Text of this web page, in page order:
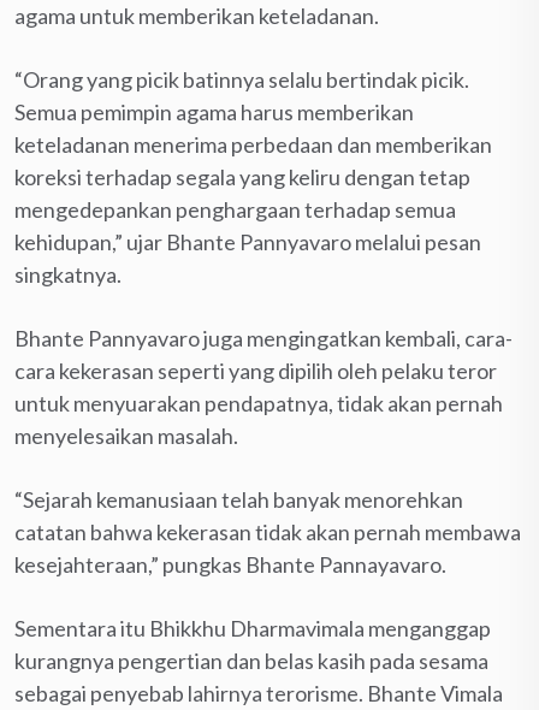
agama untuk memberikan keteladanan.
“Orang yang picik batinnya selalu bertindak picik.
Semua pemimpin agama harus memberikan
keteladanan menerima perbedaan dan memberikan
koreksi terhadap segala yang keliru dengan tetap
mengedepankan penghargaan terhadap semua
kehidupan,” ujar Bhante Pannyavaro melalui pesan
singkatnya.
Bhante Pannyavaro juga mengingatkan kembali, cara-
cara kekerasan seperti yang dipilih oleh pelaku teror
untuk menyuarakan pendapatnya, tidak akan pernah
menyelesaikan masalah.
“Sejarah kemanusiaan telah banyak menorehkan
catatan bahwa kekerasan tidak akan pernah membawa
kesejahteraan,” pungkas Bhante Pannayavaro.
Sementara itu Bhikkhu Dharmavimala menganggap
kurangnya pengertian dan belas kasih pada sesama
sebagai penyebab lahirnya terorisme. Bhante Vimala